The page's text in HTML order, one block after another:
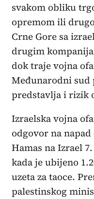
svakom obliku
opremom ili
Crne Gore sa
drugim
dok traje vojna
Međunarodni sud
predstavlja i rizik
Izraelska vojna
odgovor na
Hamas na Izrael
kada je ubijeno
uzeta za taoce.
palestinskog